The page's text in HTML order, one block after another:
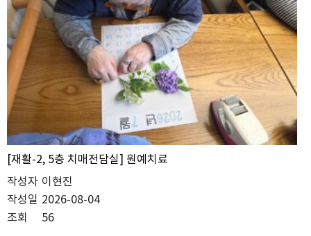
[재활-2, 5층 치매전담실] 원예치료
작성자 이현진
작성일 2026-08-04
조회
56